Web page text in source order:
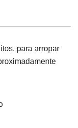
para arropar